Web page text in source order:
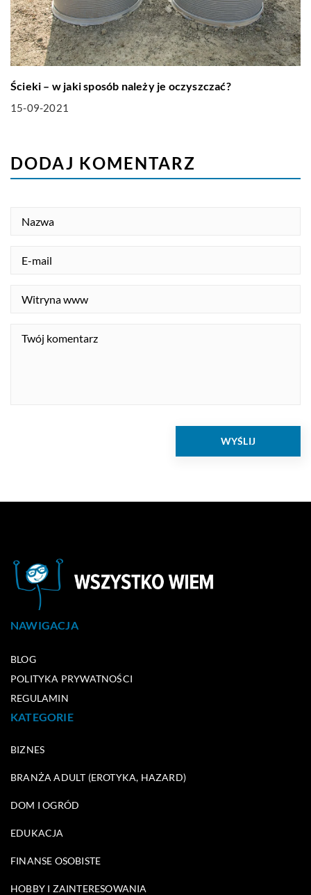
Ścieki – w jaki sposób należy je oczyszczać?
15-09-2021
DODAJ KOMENTARZ
NAWIGACJA
BLOG
POLITYKA PRYWATNOŚCI
REGULAMIN
KATEGORIE
BIZNES
BRANŻA ADULT (EROTYKA, HAZARD)
DOM I OGRÓD
EDUKACJA
FINANSE OSOBISTE
HOBBY I ZAINTERESOWANIA